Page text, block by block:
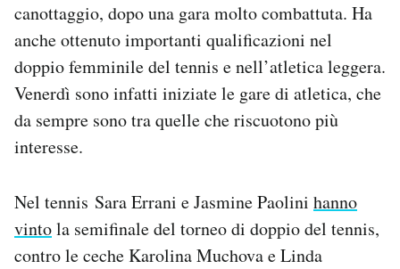
Regala il Post
Hai bisogno di aiuto?
canottaggio, dopo una gara molto combattuta. Ha
anche ottenuto importanti qualificazioni nel
doppio femminile del tennis e nell’atletica leggera.
Venerdì sono infatti iniziate le gare di atletica, che
da sempre sono tra quelle che riscuotono più
interesse.
Nel tennis Sara Errani e Jasmine Paolini hanno
vintola semifinale del torneo di doppio del tennis,
contro le ceche Karolina Muchova e Linda